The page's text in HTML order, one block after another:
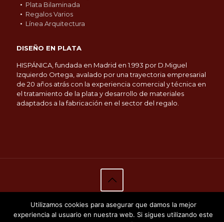
Plata Bilaminada
Regalos Varios
Línea Arquitectura
DISEÑO EN PLATA
HISPÁNICA, fundada en Madrid en 1.993 por D.Miguel
Izquierdo Ortega, avalado por una trayectoria empresarial
de 20 años atrás con la experiencia comercial y técnica en
el tratamiento de la plata y desarrollo de materiales
adaptados a la fabricación en el sector del regalo.
© 2019Hispánica Decoración S.L.Todos los derechos
reservados.Aviso Legal-Política de Privacidad-Política
Utilizamos cookies para asegurar que damos la mejor
experiencia al usuario en nuestra web. Si sigues utilizando este